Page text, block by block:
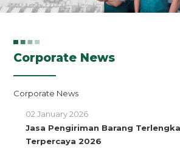
Corporate News
Corporate News
02 January 2026
Jasa Pengiriman Barang
Terpercaya 2026